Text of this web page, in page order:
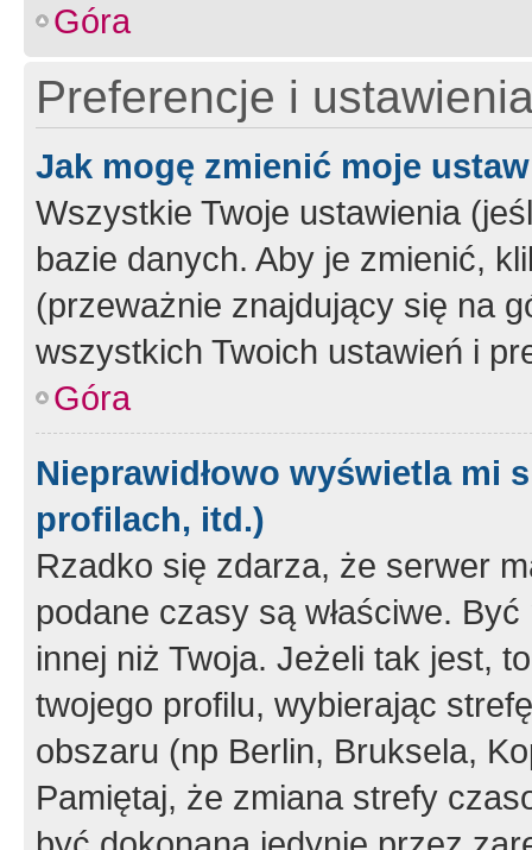
Góra
Preferencje i
Jak mogę zmienić moje
Wszystkie Twoje ustawienia
bazie danych. Aby je zmienić,
(przeważnie znajdujący się na
wszystkich Twoich ustawień i
Góra
Nieprawidłowo wyświetla mi
profilach, itd.)
Rzadko się zdarza, że serwer
podane czasy są właściwe.
innej niż Twoja. Jeżeli tak jest,
twojego profilu, wybierając
obszaru (np Berlin, Bruksela,
Pamiętaj, że zmiana strefy